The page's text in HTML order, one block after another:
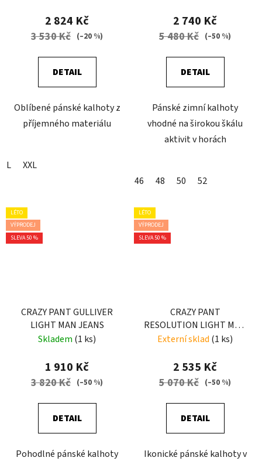
2 824 Kč
3 530 Kč (–20 %)
DETAIL
Oblíbené pánské kalhoty z
příjemného materiálu
L XXL
2 740 Kč
5 480 Kč (–50 %)
DETAIL
Pánské zimní kalhoty
vhodné na širokou škálu
aktivit v horách
46 48 50 52
LÉTO
VÝPRODEJ
SLEVA 50 %
CRAZY PANT GULLIVER
LIGHT MAN JEANS
Skladem (1 ks)
1 910 Kč
3 820 Kč (–50 %)
DETAIL
Pohodlné pánské kalhoty
LÉTO
VÝPRODEJ
SLEVA 50 %
CRAZY PANT
RESOLUTION LIGHT MAN
RESINA-AVIO
Externí sklad (1 ks)
2 535 Kč
5 070 Kč (–50 %)
DETAIL
Ikonické pánské kalhoty v